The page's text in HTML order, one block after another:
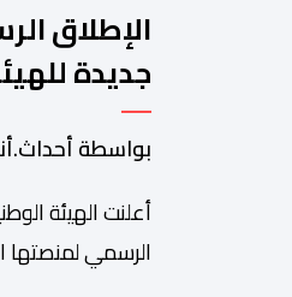
الإطلاق
جديدة
والأطباء
بواسطة
أعلنت الهيئة
الرسمي لمنصتها